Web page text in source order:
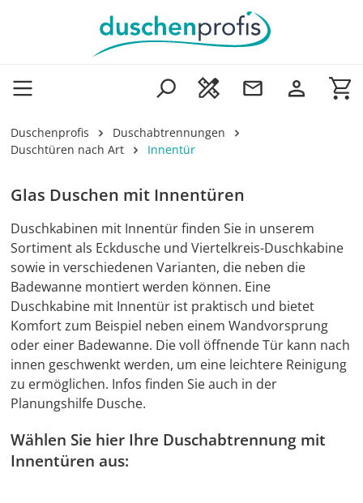
Zum Hauptinhalt springen
Duschenprofis
Duschabtrennungen
Duschtüren nach Art
Innentür
Glas Duschen mit Innentüren
Duschkabinen mit Innentür finden Sie in unserem
Sortiment als Eckdusche und Viertelkreis-Duschkabine
sowie in verschiedenen Varianten, die neben die
Badewanne montiert werden können. Eine
Duschkabine mit Innentür ist praktisch und bietet
Komfort zum Beispiel neben einem Wandvorsprung
oder einer Badewanne. Die voll öffnende Tür kann nach
innen geschwenkt werden, um eine leichtere Reinigung
zu ermöglichen. Infos finden Sie auch in der
Planungshilfe Dusche.
Wählen Sie hier Ihre Duschabtrennung mit
Innentüren aus: